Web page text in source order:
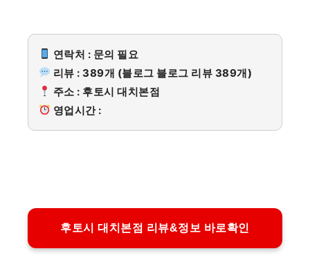
연락처 : 문의 필요
리뷰 : 389개 (블로그 블로그 리뷰 389개)
주소 : 후토시 대치본점
영업시간 :
후토시 대치본점 리뷰&정보 바로확인